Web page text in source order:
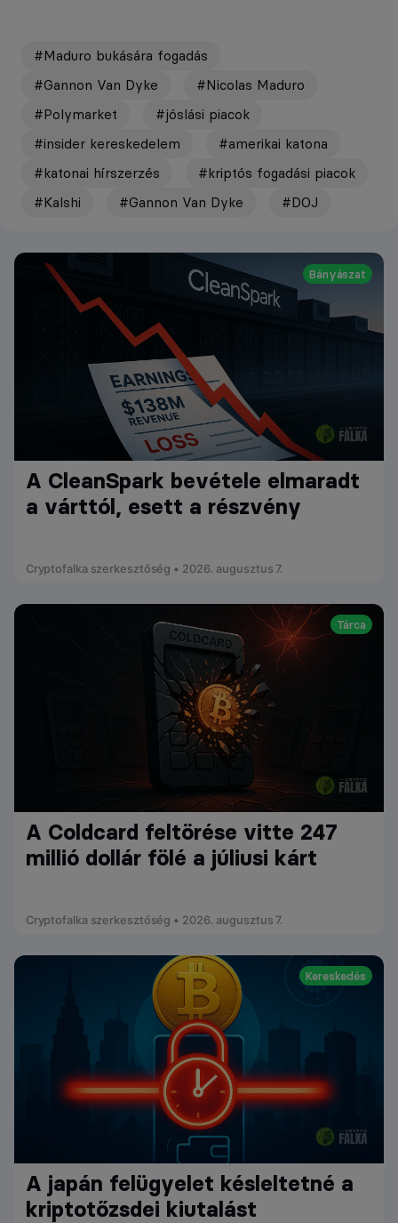
#Maduro bukására fogadás
#Gannon Van Dyke
#Nicolas Maduro
#Polymarket
#jóslási piacok
#insider kereskedelem
#amerikai katona
#katonai hírszerzés
#kriptós fogadási piacok
#Kalshi
#Gannon Van Dyke #DOJ
Bányászat
A CleanSpark bevétele elmaradt
a várttól, esett a részvény
Cryptofalka szerkesztőség • 2026. augusztus 7.
Tárca
A Coldcard feltörése vitte 247
millió dollár fölé a júliusi kárt
Cryptofalka szerkesztőség • 2026. augusztus 7.
Kereskedés
A japán felügyelet késleltetné a
kriptotőzsdei kiutalást